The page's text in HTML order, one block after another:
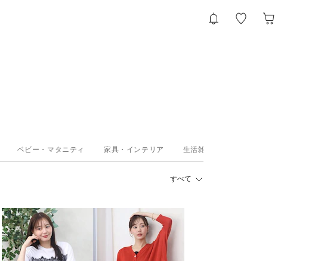
ベビー・マタニティ 家具・インテリア 生活雑貨
すべて